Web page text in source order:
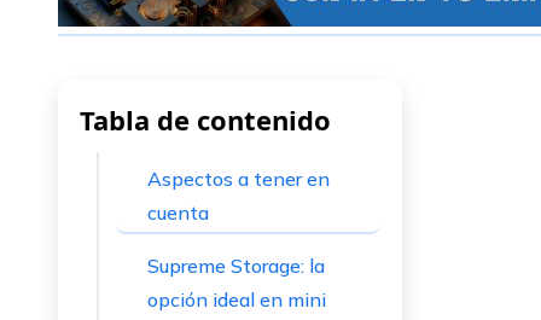
Tabla de contenido
Aspectos a tener en
cuenta
Supreme Storage: la
opción ideal en mini